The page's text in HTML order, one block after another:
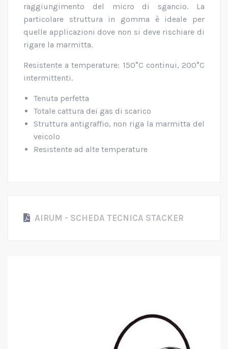
raggiungimento del micro di sgancio. La
particolare struttura in gomma è ideale per
quelle applicazioni dove non si deve rischiare di
rigare la marmitta.
Resistente a temperature: 150°C continui, 200°C
intermittenti.
Tenuta perfetta
Totale cattura dei gas di scarico
Struttura antigraffio, non riga la marmitta del
veicolo
Resistente ad alte temperature
AIRUM - SCHEDA TECNICA STACKER